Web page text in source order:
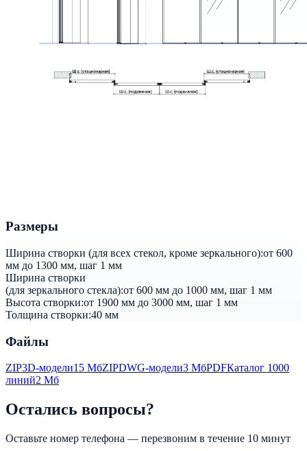
Размеры
Ширина створки (для всех стекол, кроме зеркального):от 600
мм до 1300 мм, шаг 1 мм
Ширина створки
(для зеркального стекла):от 600 мм до 1000 мм, шаг 1 мм
Высота створки:от 1900 мм до 3000 мм, шаг 1 мм
Толщина створки:40 мм
Файлы
ZIP3D-модели15 МбZIPDWG-модели3 МбPDFКаталог 1000
линий2 Мб
Остались вопросы?
Оставьте номер телефона — перезвоним в течение 10 минут